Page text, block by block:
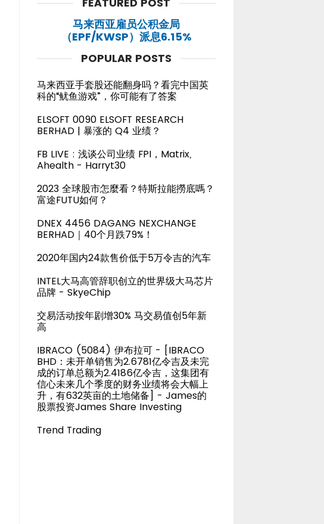
马来西亚雇员公积金局
（EPF/KWSP）派息6.15%
POPULAR POSTS
马来西亚手套股还能翻身吗？看完中国英
科的“鱿鱼游戏”，你可能有了答案
ELSOFT 0090 ELSOFT RESEARCH
BERHAD | 暴涨的 Q4 业绩？
FB LIVE : 浅谈公司业绩 FPI，Matrix,
Ahealth - Harryt30
2023 全球股市怎麼看？特斯拉能撈底嗎？
富途FUTU如何？
DNEX 4456 DAGANG NEXCHANGE
BERHAD｜40个月跌79%！
2020年国内24款售价低于5万令吉的汽车
INTEL大马高管辞职创立的世界级大马芯片
品牌 - SkyeChip
交易活动按年剧增30% 马交易值创5年新
高
IBRACO (5084) 伊布拉可 - [IBRACO
BHD：未开单销售为2.6781亿令吉及未完
成的订单总额为2.4186亿令吉，这集团有
信心未来几个季度的财务业绩将会大幅上
升，有632英亩的土地储备] - James的
股票投资James Share Investing
Trend Trading